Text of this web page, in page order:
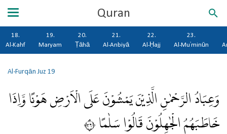
Quran
18.
Al-Kahf
19.
Maryam
20.
Ṭāhā
21.
Al-Anbiyā
22.
Al-Ḥajj
23.
Al-Mu'minūn
Al-FurqānJuz 19
وَعِبَادُ الرَّحْمٰنِ الَّذِيْنَ يَمْشُوْنَ عَلَى الْاَرْضِ هَوْنًا وَّاِذَا
خَاطَبَهُمُ الْجٰهِلُوْنَ قَالُوْا سَلٰمًا ٦٣